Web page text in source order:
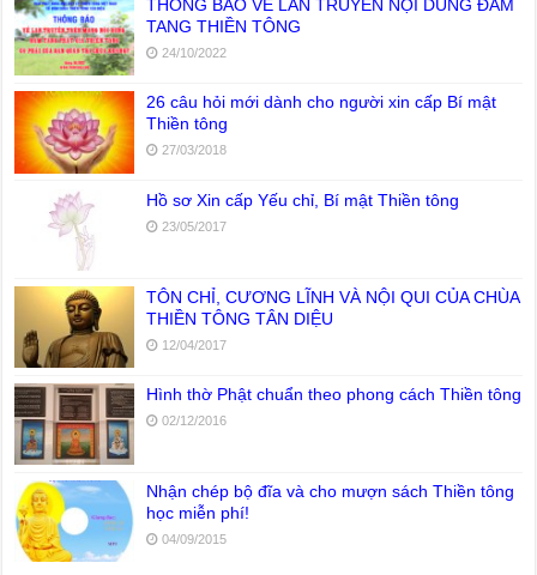
THÔNG BÁO VỀ LAN TRUYỀN NỘI DUNG ĐÁM
TANG THIỀN TÔNG
24/10/2022
26 câu hỏi mới dành cho người xin cấp Bí mật
Thiền tông
27/03/2018
Hồ sơ Xin cấp Yếu chỉ, Bí mật Thiền tông
23/05/2017
TÔN CHỈ, CƯƠNG LĨNH VÀ NỘI QUI CỦA CHÙA
THIỀN TÔNG TÂN DIỆU
12/04/2017
Hình thờ Phật chuẩn theo phong cách Thiền tông
02/12/2016
Nhận chép bộ đĩa và cho mượn sách Thiền tông
học miễn phí!
04/09/2015